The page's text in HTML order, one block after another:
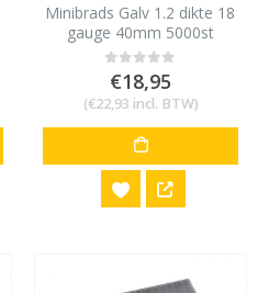
Minibrads Galv 1.2 dikte 18
gauge 40mm 5000st
0out of 5
€18,95
(€22,93 incl. BTW)